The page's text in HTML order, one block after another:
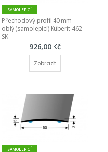
SAMOLEPICÍ
Přechodový profil 40 mm -
oblý (samolepící) Küberit 462
SK
926,00 Kč
Zobrazit
SAMOLEPICÍ